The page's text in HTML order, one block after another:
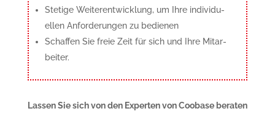
Stetige Weiterentwicklung, um Ihre indivi­du­
ellen Anforderungen zu bedienen
Schaffen Sie freie Zeit für sich und Ihre Mit­ar­
beiter.
Lassen Sie sich von den Expertenvon Coobase beraten